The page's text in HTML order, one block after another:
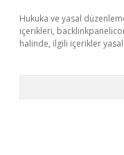
Hukuka ve yasal
içerikleri,
halinde, ilgili içerikler